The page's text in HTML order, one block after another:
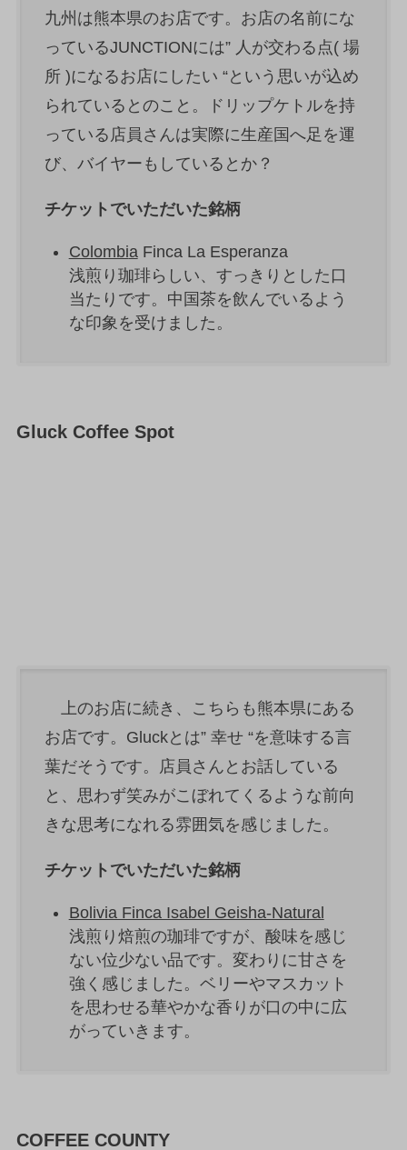
九州は熊本県のお店です。お店の名前にな
っているJUNCTIONには” 人が交わる点( 場
所 )になるお店にしたい “という思いが込め
られているとのこと。ドリップケトルを持
っている店員さんは実際に生産国へ足を運
び、バイヤーもしているとか？
チケットでいただいた銘柄
Colombia Finca La Esperanza
浅煎り珈琲らしい、すっきりとした口
当たりです。中国茶を飲んでいるよう
な印象を受けました。
Gluck Coffee Spot
上のお店に続き、こちらも熊本県にある
お店です。Gluckとは” 幸せ “を意味する言
葉だそうです。店員さんとお話している
と、思わず笑みがこぼれてくるような前向
きな思考になれる雰囲気を感じました。
チケットでいただいた銘柄
Bolivia Finca Isabel Geisha-Natural
浅煎り焙煎の珈琲ですが、酸味を感じ
ない位少ない品です。変わりに甘さを
強く感じました。ベリーやマスカット
を思わせる華やかな香りが口の中に広
がっていきます。
COFFEE COUNTY